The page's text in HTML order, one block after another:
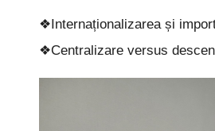
❖Internaționalizarea și
❖Centralizare versus